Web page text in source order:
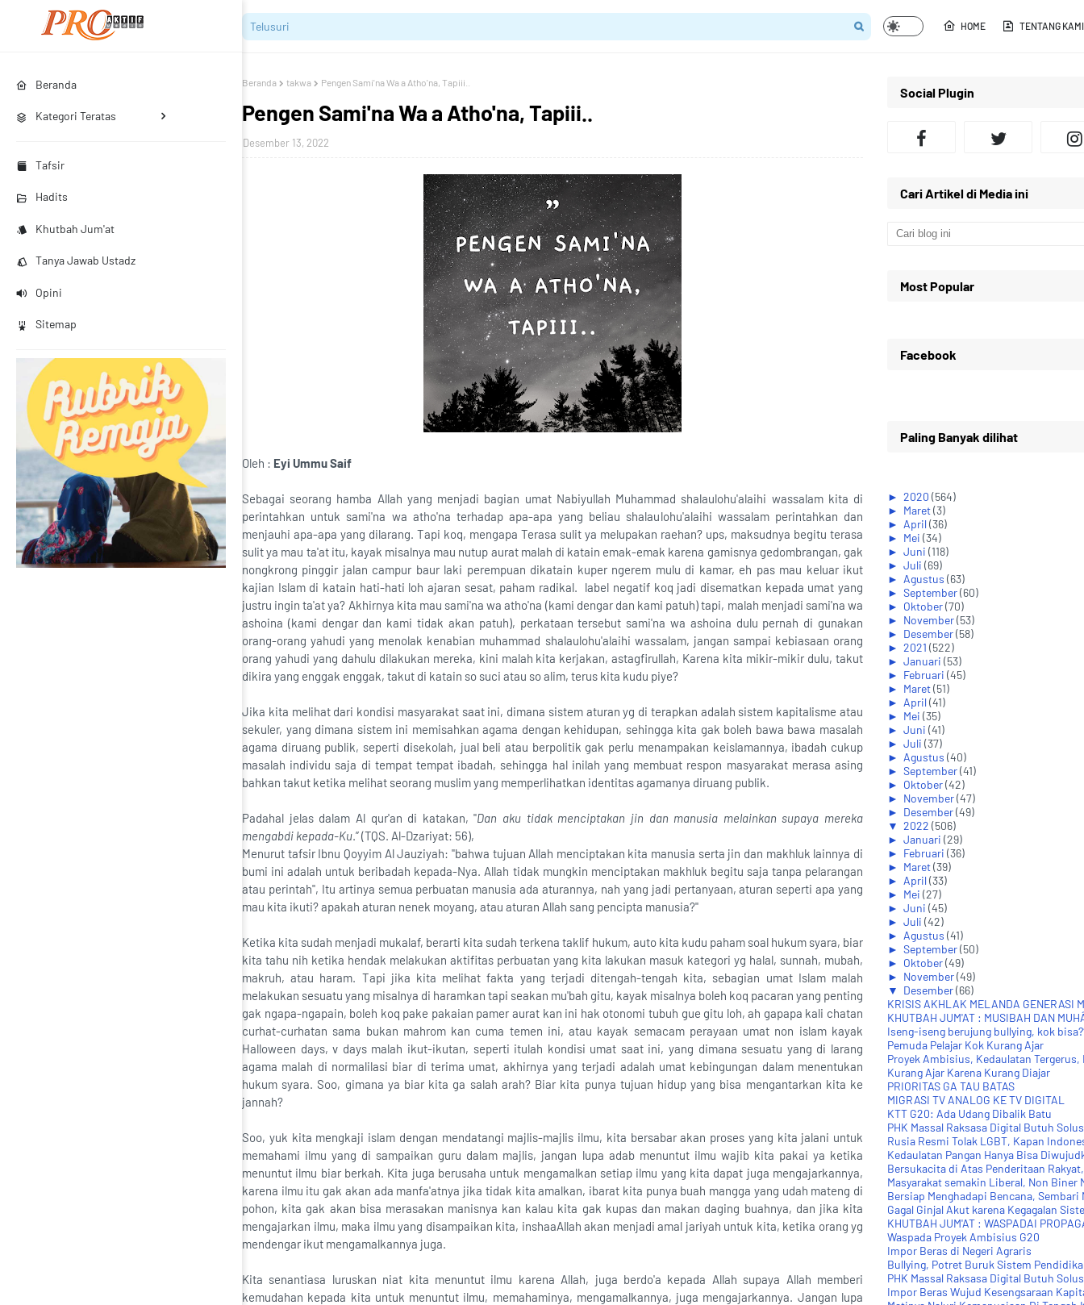
Beranda
Kategori Teratas
Tafsir
Hadits
Khutbah Jum'at
Tanya Jawab Ustadz
Opini
Sitemap
HOME TENTANG KAMI
Beranda takwa Pengen Sami'na Wa a Atho'na, Tapiii..
Pengen Sami'na Wa a Atho'na, Tapiii..
Desember 13, 2022
Oleh : Eyi Ummu Saif
Sebagai seorang hamba Allah yang menjadi bagian umat Nabiyullah Muhammad shalaulohu'alaihi wassalam kita di
perintahkan untuk sami'na wa atho'na terhadap apa-apa yang beliau shalaulohu'alaihi wassalam perintahkan dan
menjauhi apa-apa yang dilarang. Tapi koq, mengapa Terasa sulit ya melupakan raehan? ups, maksudnya begitu terasa
sulit ya mau ta'at itu, kayak misalnya mau nutup aurat malah di katain emak-emak karena gamisnya gedombrangan, gak
nongkrong pinggir jalan campur baur laki perempuan dikatain kuper ngerem mulu di kamar, eh pas mau keluar ikut
kajian Islam di katain hati-hati loh ajaran sesat, paham radikal. label negatif koq jadi disematkan kepada umat yang
justru ingin ta'at ya? Akhirnya kita mau sami'na wa atho'na (kami dengar dan kami patuh) tapi, malah menjadi sami'na wa
ashoina (kami dengar dan kami tidak akan patuh), perkataan tersebut sami'na wa ashoina dulu pernah di gunakan
orang-orang yahudi yang menolak kenabian muhammad shalaulohu'alaihi wassalam, jangan sampai kebiasaan orang
orang yahudi yang dahulu dilakukan mereka, kini malah kita kerjakan, astagfirullah, Karena kita mikir-mikir dulu, takut
dikira yang enggak enggak, takut di katain so suci atau so alim, terus kita kudu piye?
Jika kita melihat dari kondisi masyarakat saat ini, dimana sistem aturan yg di terapkan adalah sistem kapitalisme atau
sekuler, yang dimana sistem ini memisahkan agama dengan kehidupan, sehingga kita gak boleh bawa bawa masalah
agama diruang publik, seperti disekolah, jual beli atau berpolitik gak perlu menampakan keislamannya, ibadah cukup
masalah individu saja di tempat tempat ibadah, sehingga hal inilah yang membuat respon masyarakat merasa asing
bahkan takut ketika melihat seorang muslim yang memperlihatkan identitas agamanya diruang publik.
Padahal jelas dalam Al qur'an di katakan, "Dan aku tidak menciptakan jin dan manusia melainkan supaya mereka
mengabdi kepada-Ku.” (TQS. Al-Dzariyat: 56),
Menurut tafsir Ibnu Qoyyim Al Jauziyah: "bahwa tujuan Allah menciptakan kita manusia serta jin dan makhluk lainnya di
bumi ini adalah untuk beribadah kepada-Nya. Allah tidak mungkin menciptakan makhluk begitu saja tanpa pelarangan
atau perintah", Itu artinya semua perbuatan manusia ada aturannya, nah yang jadi pertanyaan, aturan seperti apa yang
mau kita ikuti? apakah aturan nenek moyang, atau aturan Allah sang pencipta manusia?"
Ketika kita sudah menjadi mukalaf, berarti kita sudah terkena taklif hukum, auto kita kudu paham soal hukum syara, biar
kita tahu nih ketika hendak melakukan aktifitas perbuatan yang kita lakukan masuk kategori yg halal, sunnah, mubah,
makruh, atau haram. Tapi jika kita melihat fakta yang terjadi ditengah-tengah kita, sebagian umat Islam malah
melakukan sesuatu yang misalnya di haramkan tapi seakan mu'bah gitu, kayak misalnya boleh koq pacaran yang penting
gak ngapa-ngapain, boleh koq pake pakaian pamer aurat kan ini hak otonomi tubuh gue gitu loh, ah gapapa kali chatan
curhat-curhatan sama bukan mahrom kan cuma temen ini, atau kayak semacam perayaan umat non islam kayak
Halloween days, v days malah ikut-ikutan, seperti itulah kondisi umat saat ini, yang dimana sesuatu yang di larang
agama malah di normalilasi biar di terima umat, akhirnya yang terjadi adalah umat kebingungan dalam menentukan
hukum syara. Soo, gimana ya biar kita ga salah arah? Biar kita punya tujuan hidup yang bisa mengantarkan kita ke
jannah?
Soo, yuk kita mengkaji islam dengan mendatangi majlis-majlis ilmu, kita bersabar akan proses yang kita jalani untuk
memahami ilmu yang di sampaikan guru dalam majlis, jangan lupa adab menuntut ilmu wajib kita pakai ya ketika
menuntut ilmu biar berkah. Kita juga berusaha untuk mengamalkan setiap ilmu yang kita dapat juga mengajarkannya,
karena ilmu itu gak akan ada manfa'atnya jika tidak kita amalkan, ibarat kita punya buah mangga yang udah mateng di
pohon, kita gak akan bisa merasakan manisnya kan kalau kita gak kupas dan makan daging buahnya, dan jika kita
mengajarkan ilmu, maka ilmu yang disampaikan kita, inshaaAllah akan menjadi amal jariyah untuk kita, ketika orang yg
mendengar ikut mengamalkannya juga.
Kita senantiasa luruskan niat kita menuntut ilmu karena Allah, juga berdo'a kepada Allah supaya Allah memberi
kemudahan kepada kita untuk menuntut ilmu, memahaminya, mengamalkannya, juga mengajarkannya. Jangan lupa
Social Plugin
Cari Artikel di Media ini
Most Popular
Facebook
Paling Banyak dilihat
► 2020 (564)
► Maret(3)
► April(36)
► Mei (34)
► Juni (118)
► Juli (69)
► Agustus (63)
► September(60)
► Oktober(70)
► November(53)
► Desember(58)
► 2021 (522)
► Januari (53)
► Februari (45)
► Maret(51)
► April(41)
► Mei (35)
► Juni (41)
► Juli (37)
► Agustus (40)
► September(41)
► Oktober(42)
► November(47)
► Desember(49)
▼ 2022 (506)
► Januari (29)
► Februari (36)
► Maret(39)
► April(33)
► Mei (27)
► Juni (45)
► Juli (42)
► Agustus (41)
► September(50)
► Oktober(49)
► November(49)
▼ Desember(66)
KRISIS AKHLAK MELANDA GENERASI
KHUTBAH JUM'AT : MUSIBAH DAN
Iseng-iseng berujung bullying, kok
Pemuda Pelajar Kok Kurang Ajar
Proyek Ambisius, Kedaulatan Tergerus,
Kurang Ajar Karena Kurang Diajar
PRIORITAS GA TAU BATAS
MIGRASI TV ANALOG KE TV DIGITAL
KTT G20: Ada Udang Dibalik Batu
PHK Massal Raksasa Digital Butuh
Rusia Resmi Tolak LGBT, Kapan
Kedaulatan Pangan Hanya Bisa
Bersukacita di Atas Penderitaan
Masyarakat semakin Liberal, Non Biner
Bersiap Menghadapi Bencana, Sembari
Gagal Ginjal Akut karena Kegagalan
KHUTBAH JUM'AT : WASPADAI
Waspada Proyek Ambisius G20
Impor Beras di Negeri Agraris
Bullying, Potret Buruk Sistem
PHK Massal Raksasa Digital Butuh
Impor Beras Wujud Kesengsaraan